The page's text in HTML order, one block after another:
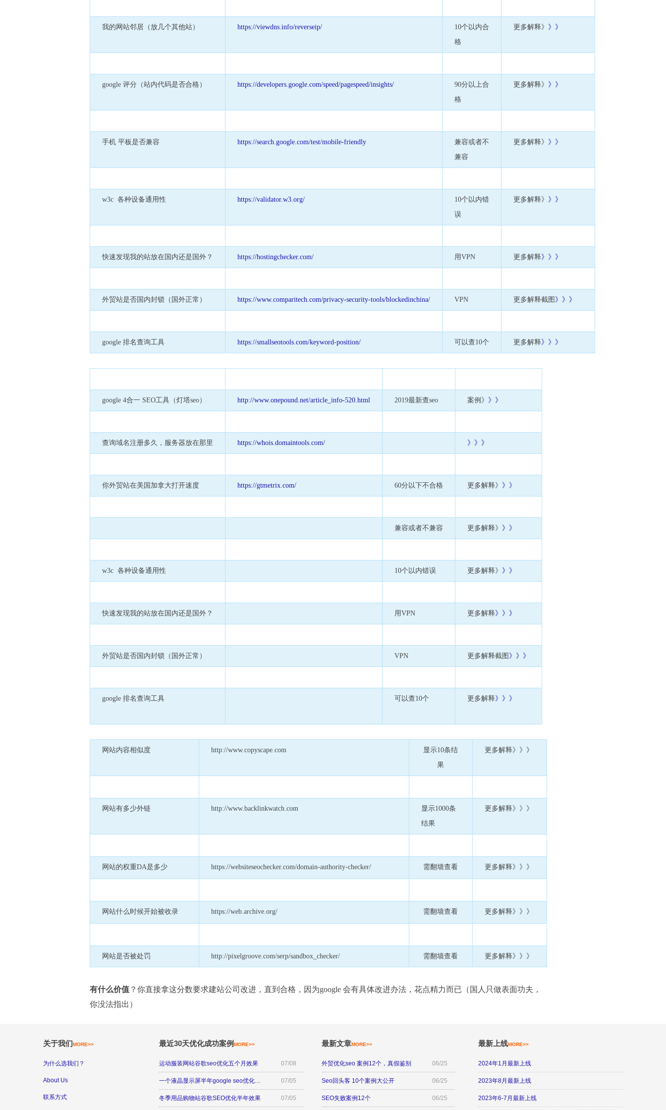
我的网站邻居（放几个其他站） https://viewdns.info/reverseip/
10个以内合
格
更多解释》 》》
google 评分（站内代码是否合格） https://developers.google.com/speed/pagespeed/insights/
90分以上合
格
更多解释》 》》
手机 平板是否兼容 https://search.google.com/test/mobile-friendly
兼容或者不
兼容
更多解释》 》》
w3c 各种设备通用性 https://validator.w3.org/
10个以内错
误
更多解释》 》》
快速发现我的站放在国内还是国外？ https://hostingchecker.com/ 用VPN 更多解释》 》》
外贸站是否国内封锁（国外正常） https://www.comparitech.com/privacy-security-tools/blockedinchina/ VPN 更多解释截图 》》》
google 排名查询工具 https://smallseotools.com/keyword-position/ 可以查10个 更多解释》》》
google 4合一 SEO工具（灯塔seo） http://www.onepound.net/article_info-520.html 2019最新查seo 案例》 》》
查询域名注册多久，服务器放在那里 https://whois.domaintools.com/ 》》》
你外贸站在美国加拿大打开速度 https://gtmetrix.com/ 60分以下不合格 更多解释》 》》
兼容或者不兼容 更多解释》 》》
w3c 各种设备通用性 10个以内错误 更多解释》 》》
快速发现我的站放在国内还是国外？ 用VPN 更多解释》 》》
外贸站是否国内封锁（国外正常） VPN 更多解释截图 》》》
google 排名查询工具 可以查10个 更多解释》》》
网站内容相似度 http://www.copyscape.com
显示10条结
果
更多解释》》》
网站有多少外链 http://www.backlinkwatch.com
显示1000条
结果
更多解释》》》
网站的权重DA是多少 https://websiteseochecker.com/domain-authority-checker/ 需翻墙查看 更多解释》》》
网站什么时候开始被收录 https://web.archive.org/ 需翻墙查看 更多解释》》》
网站是否被处罚 http://pixelgroove.com/serp/sandbox_checker/ 需翻墙查看 更多解释》》》
有什么价值？你直接拿这分数要求建站公司改进，直到合格，因为google 会有具体改进办法，花点精力而已（国人只做表面功夫，
你没法指出）
关于我们MORE>>
为什么选我们？
About Us
联系方式
最近30天优化成功案例 MORE>>
运动服装网站谷歌seo优化五个月效果 07/08
一个液晶显示屏半年google seo优化… 07/05
冬季用品购物站谷歌SEO优化半年效果 07/05
最新文章MORE>>
外贸优化seo 案例12个，真假鉴别 06/25
Seo回头客 10个案例大公开 06/25
SEO失败案例12个 06/25
最新上线MORE>>
2024年1月最新上线
2023年8月最新上线
2023年6-7月最新上线